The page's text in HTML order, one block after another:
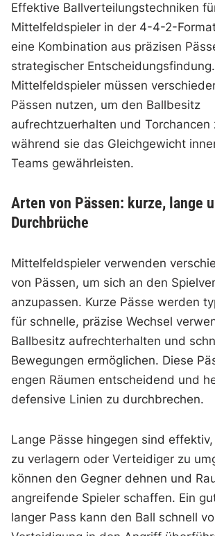
Effektive Ballverteilungstechniken
Mittelfeldspieler in der 4-4-2-
eine Kombination aus präzisen
strategischer Entscheidungsfindung.
Mittelfeldspieler müssen
Pässen nutzen, um den Ballbesitz
aufrechtzuerhalten und Torchancen
während sie das Gleichgewicht
Teams gewährleisten.
Arten von Pässen: kurze, lange
Durchbrüche
Mittelfeldspieler verwenden
von Pässen, um sich an den
anzupassen. Kurze Pässe werden
für schnelle, präzise Wechsel
Ballbesitz aufrechterhalten und
Bewegungen ermöglichen. Diese
engen Räumen entscheidend und
defensive Linien zu durchbrechen.
Lange Pässe hingegen sind
zu verlagern oder Verteidiger zu
können den Gegner dehnen und
angreifende Spieler schaffen. Ein
langer Pass kann den Ball schnell